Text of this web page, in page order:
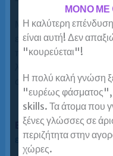
Μην ξεχάσετε να
εκφράσεις που
προφορικά σας! Έτσι,
στις εξετάσεις,
Ετικέτες:zertifikat b1
εξετασεις γερμανικων,
ΜΟΝΟ ΜΕ
Η καλύτερη
είναι αυτή! Δεν
"κουρεύεται"!
Η πολύ καλή γνώση
"ευρέως φάσματος",
skills. Τα άτομα που
ξένες γλώσσες σε
περιζήτητα στην
χώρες.